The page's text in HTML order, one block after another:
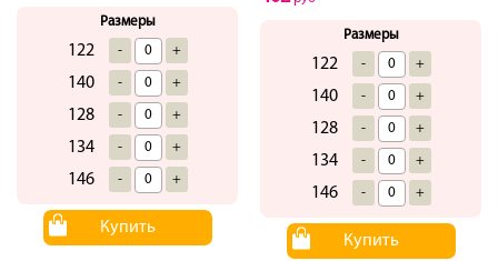
Размеры
122 - +
140 - +
128 - +
134 - +
146 - +
Купить
Размеры
122 - +
140 - +
128 - +
134 - +
146 - +
Купить